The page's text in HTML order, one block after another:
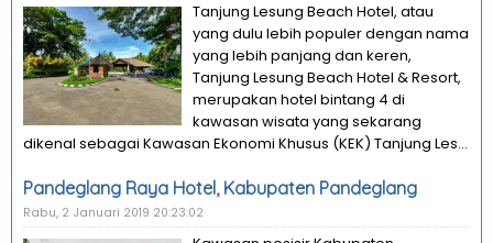
Tanjung Lesung Beach Hotel, atau
yang dulu lebih populer dengan nama
yang lebih panjang dan keren,
Tanjung Lesung Beach Hotel & Resort,
merupakan hotel bintang 4 di
kawasan wisata yang sekarang
dikenal sebagai Kawasan Ekonomi Khusus (KEK) Tanjung Les...
Pandeglang Raya Hotel, Kabupaten Pandeglang
Rabu, 2 Januari 2019 20:23:02